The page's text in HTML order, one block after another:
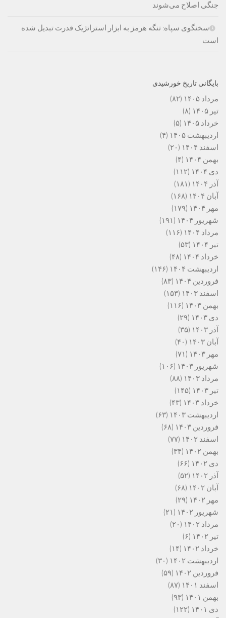
جنگی اصلاح می‌شوند
سخنگوی سپاه: تنگه هرمز به ابزار استراتژیک قدرت تبدیل شده
است
بایگانی تاریخ خورشیدی
مرداد ۱۴۰۵
(۸۲)
تیر ۱۴۰۵
(۸)
خرداد ۱۴۰۵
(۵)
اردیبهشت ۱۴۰۵
(۴)
اسفند ۱۴۰۴
(۲۰)
بهمن ۱۴۰۴
(۴)
دی ۱۴۰۴
(۱۱۲)
آذر ۱۴۰۴
(۱۸۱)
آبان ۱۴۰۴
(۱۶۸)
مهر ۱۴۰۴
(۱۷۹)
شهریور ۱۴۰۴
(۱۹۱)
مرداد ۱۴۰۴
(۱۱۶)
تیر ۱۴۰۴
(۵۳)
خرداد ۱۴۰۴
(۴۸)
اردیبهشت ۱۴۰۴
(۱۴۶)
فروردین ۱۴۰۴
(۸۳)
اسفند ۱۴۰۳
(۱۵۳)
بهمن ۱۴۰۳
(۱۱۶)
دی ۱۴۰۳
(۲۹)
آذر ۱۴۰۳
(۳۵)
آبان ۱۴۰۳
(۴۰)
مهر ۱۴۰۳
(۷۱)
شهریور ۱۴۰۳
(۱۰۶)
مرداد ۱۴۰۳
(۸۸)
تیر ۱۴۰۳
(۱۴۵)
خرداد ۱۴۰۳
(۴۳)
اردیبهشت ۱۴۰۳
(۶۳)
فروردین ۱۴۰۳
(۶۸)
اسفند ۱۴۰۲
(۷۷)
بهمن ۱۴۰۲
(۳۴)
دی ۱۴۰۲
(۶۶)
آذر ۱۴۰۲
(۵۲)
آبان ۱۴۰۲
(۶۸)
مهر ۱۴۰۲
(۲۹)
شهریور ۱۴۰۲
(۲۱)
مرداد ۱۴۰۲
(۲۰)
تیر ۱۴۰۲
(۶)
خرداد ۱۴۰۲
(۱۴)
اردیبهشت ۱۴۰۲
(۳۰)
فروردین ۱۴۰۲
(۵۹)
اسفند ۱۴۰۱
(۸۷)
بهمن ۱۴۰۱
(۹۳)
دی ۱۴۰۱
(۱۲۲)